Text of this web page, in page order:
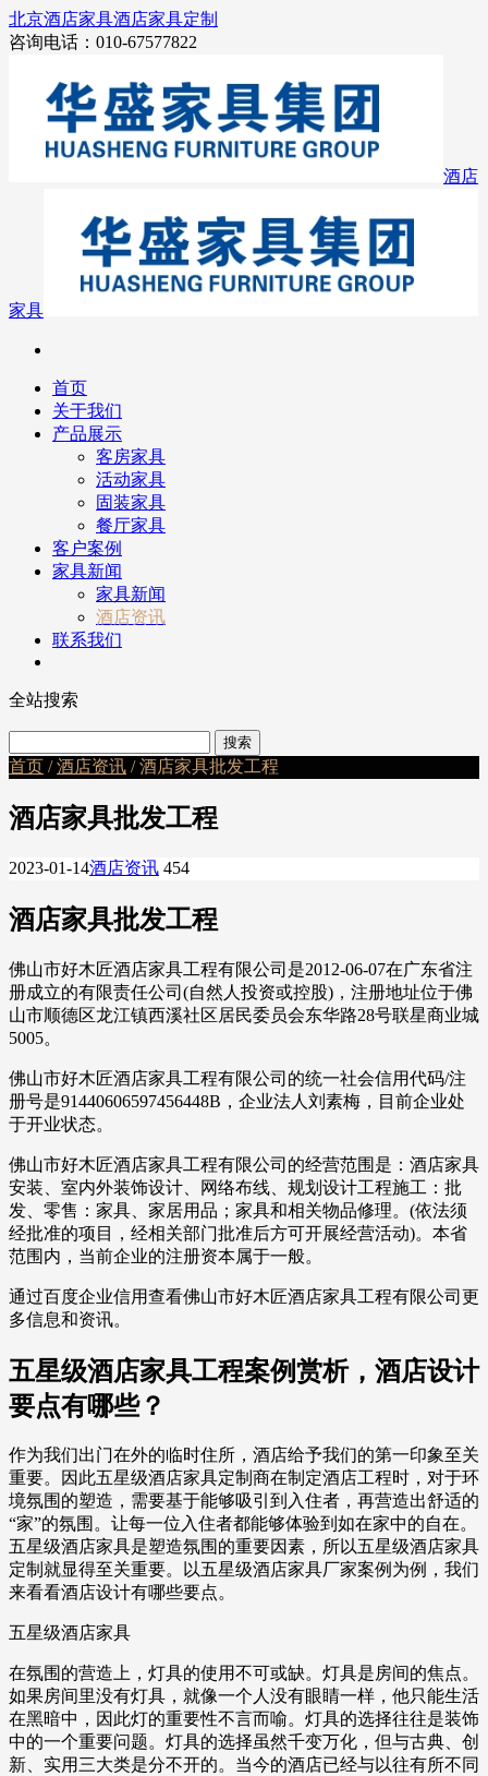
北京酒店家具酒店家具定制
咨询电话：010-67577822
酒店
家具
首页
关于我们
产品展示
客房家具
活动家具
固装家具
餐厅家具
客户案例
家具新闻
家具新闻
酒店资讯
联系我们
全站搜索
首页 /酒店资讯 / 酒店家具批发工程
酒店家具批发工程
2023-01-14酒店资讯 454
酒店家具批发工程
佛山市好木匠酒店家具工程有限公司是2012-06-07在广东省注
册成立的有限责任公司(自然人投资或控股)，注册地址位于佛
山市顺德区龙江镇西溪社区居民委员会东华路28号联星商业城
5005。
佛山市好木匠酒店家具工程有限公司的统一社会信用代码/注
册号是91440606597456448B，企业法人刘素梅，目前企业处
于开业状态。
佛山市好木匠酒店家具工程有限公司的经营范围是：酒店家具
安装、室内外装饰设计、网络布线、规划设计工程施工：批
发、零售：家具、家居用品；家具和相关物品修理。(依法须
经批准的项目，经相关部门批准后方可开展经营活动)。本省
范围内，当前企业的注册资本属于一般。
通过百度企业信用查看佛山市好木匠酒店家具工程有限公司更
多信息和资讯。
五星级酒店家具工程案例赏析，酒店设计
要点有哪些？
作为我们出门在外的临时住所，酒店给予我们的第一印象至关
重要。因此五星级酒店家具定制商在制定酒店工程时，对于环
境氛围的塑造，需要基于能够吸引到入住者，再营造出舒适的
“家”的氛围。让每一位入住者都能够体验到如在家中的自在。
五星级酒店家具是塑造氛围的重要因素，所以五星级酒店家具
定制就显得至关重要。以五星级酒店家具厂家案例为例，我们
来看看酒店设计有哪些要点。
五星级酒店家具
在氛围的营造上，灯具的使用不可或缺。灯具是房间的焦点。
如果房间里没有灯具，就像一个人没有眼睛一样，他只能生活
在黑暗中，因此灯的重要性不言而喻。灯具的选择往往是装饰
中的一个重要问题。灯具的选择虽然千变万化，但与古典、创
新、实用三大类是分不开的。当今的酒店已经与以往有所不同